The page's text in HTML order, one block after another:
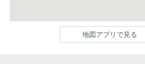
地図アプリで見る